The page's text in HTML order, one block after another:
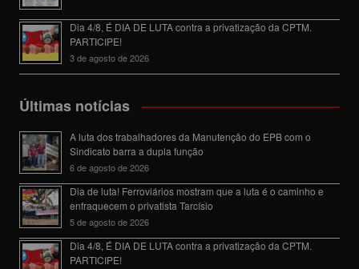
Dia 4/8, É DIA DE LUTA contra a privatização da CPTM.
PARTICIPE!
3 de agosto de 2026
Últimas notícias
A luta dos trabalhadores da Manutenção do EPB com o
Sindicato barra a dupla função
6 de agosto de 2026
Dia de luta! Ferroviários mostram que a luta é o caminho e
enfraquecem o privatista Tarcísio
5 de agosto de 2026
Dia 4/8, É DIA DE LUTA contra a privatização da CPTM.
PARTICIPE!